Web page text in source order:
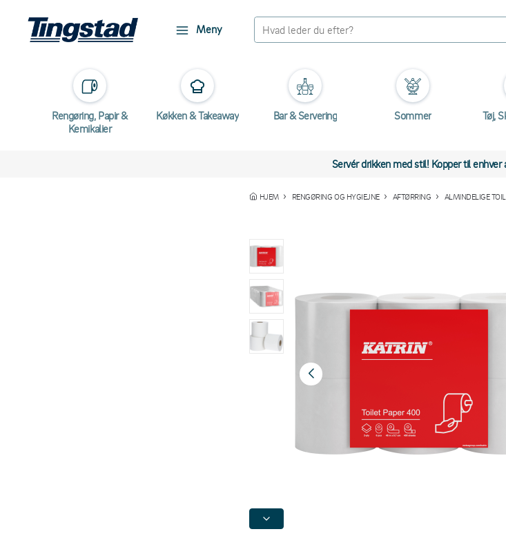
Meny
Rengøring, Papir &
Kemikalier
Køkken & Takeaway Bar & Servering Sommer Tøj,
Servér drikken med stil! Kopper til enhver
HJEM RENGØRING OG HYGIEJNE AFTØRRING ALMINDELIGE